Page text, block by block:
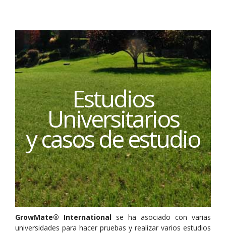
Estudios
Universitarios
y casos de estudio
GrowMate® International se ha asociado con varias
universidades para hacer pruebas y realizar varios estudios